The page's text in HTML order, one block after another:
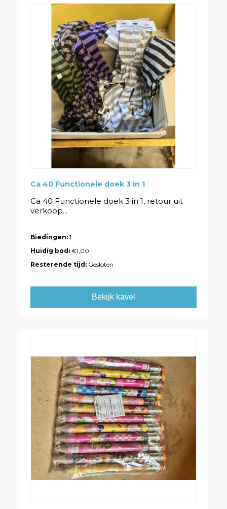
Ca 40 Functionele doek 3 in 1
Ca 40 Functionele doek 3 in 1, retour uit
verkoop...
Biedingen: 1
Huidig bod:€1,00
Resterende tijd: Gesloten
Bekijk kavel